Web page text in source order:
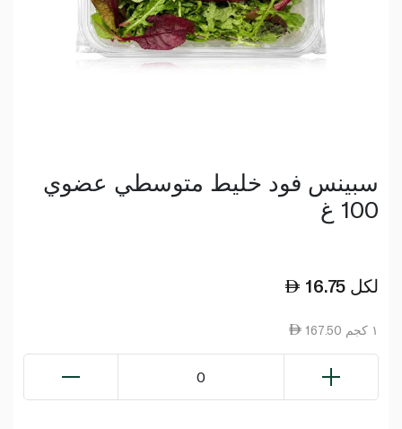
سبينس فود خليط متوسطي عضوي
100 غ
16.75 لكل
167.50 ١ كجم
0